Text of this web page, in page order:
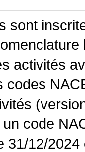
sont
activités
codes
code
31/12/